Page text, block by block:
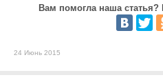
Вам помогла наша статья?
24 Июнь 2015